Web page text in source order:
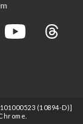
(10894-D)]